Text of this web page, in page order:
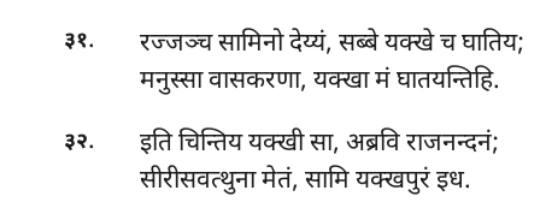
३१.
रज्जञ्च सामिनो देय्यं, सब्बे यक्खे च घातिय;
मनुस्सा वासकरणा, यक्खा मं घातयन्तिहि.
३२.
इति चिन्तिय यक्खी सा, अब्रवि राजनन्दनं;
सीरीसवत्थुना मेतं, सामि यक्खपुरं इध.